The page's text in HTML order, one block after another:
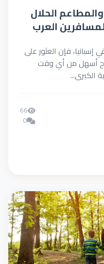
الحلال
العرب
فإن العثور على
أسهل من أي وقت
الكبرى...
66
0